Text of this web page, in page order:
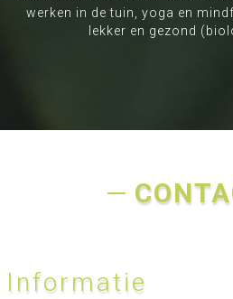
werken in de tuin, yoga en
lekker en gezond
Informatie